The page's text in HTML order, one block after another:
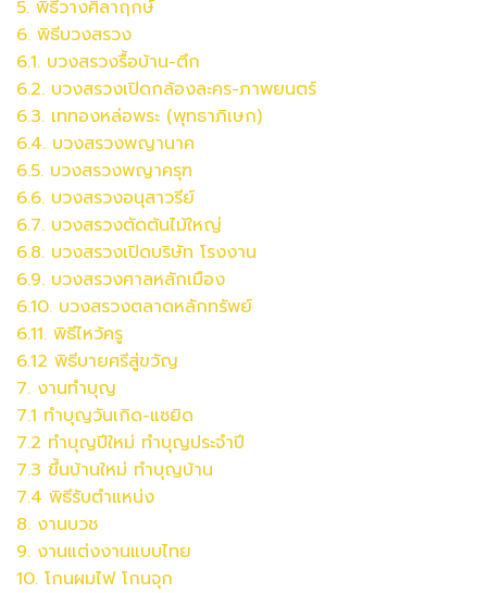
5. พิธีวางศิลาฤกษ์
6. พิธีบวงสรวง
6.1. บวงสรวงรื้อบ้าน-ตึก
6.2. บวงสรวงเปิดกล้องละคร-ภาพยนตร์
6.3. เททองหล่อพระ (พุทธาภิเษก)
6.4. บวงสรวงพญานาค
6.5. บวงสรวงพญาครุฑ
6.6. บวงสรวงอนุสาวรีย์
6.7. บวงสรวงตัดต้นไม้ใหญ่
6.8. บวงสรวงเปิดบริษัท โรงงาน
6.9. บวงสรวงศาลหลักเมือง
6.10. บวงสรวงตลาดหลักทรัพย์
6.11. พิธีไหว้ครู
6.12 พิธีบายศรีสู่ขวัญ
7. งานทำบุญ
7.1 ทำบุญวันเกิด-แซยิด
7.2 ทำบุญปีใหม่ ทำบุญประจำปี
7.3 ขึ้นบ้านใหม่ ทำบุญบ้าน
7.4 พิธีรับตำแหน่ง
8. งานบวช
9. งานแต่งงานแบบไทย
10. โกนผมไฟ โกนจุก